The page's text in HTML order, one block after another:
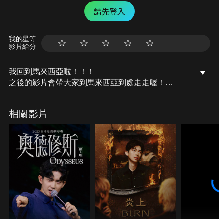
請先登入
我的星等
影片給分
我回到馬來西亞啦！！！
之後的影片會帶大家到馬來西亞到處走走喔！
相關影片